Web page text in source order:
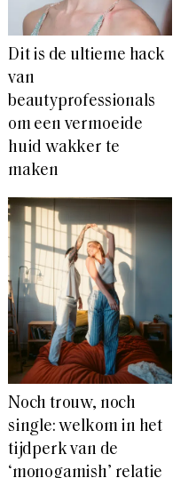
Dit is de ultieme hack
van
beautyprofessionals
om een vermoeide
huid wakker te
maken
Noch trouw, noch
single: welkom in het
tijdperk van de
‘monogamish’ relatie